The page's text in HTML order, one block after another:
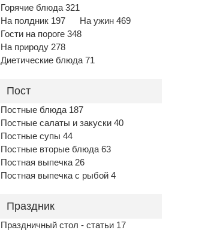
Горячие блюда 321
На полдник 197
На ужин 469
Гости на пороге 348
На природу 278
Диетические блюда 71
Пост
Постные блюда 187
Постные салаты и закуски 40
Постные супы 44
Постные вторые блюда 63
Постная выпечка 26
Постная выпечка с рыбой 4
Праздник
Праздничный стол - статьи 17